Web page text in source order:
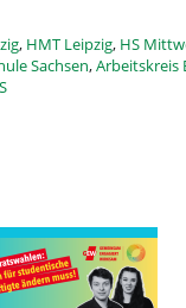
, HMT Leipzig, HS
Sachsen,Arbeitskreis